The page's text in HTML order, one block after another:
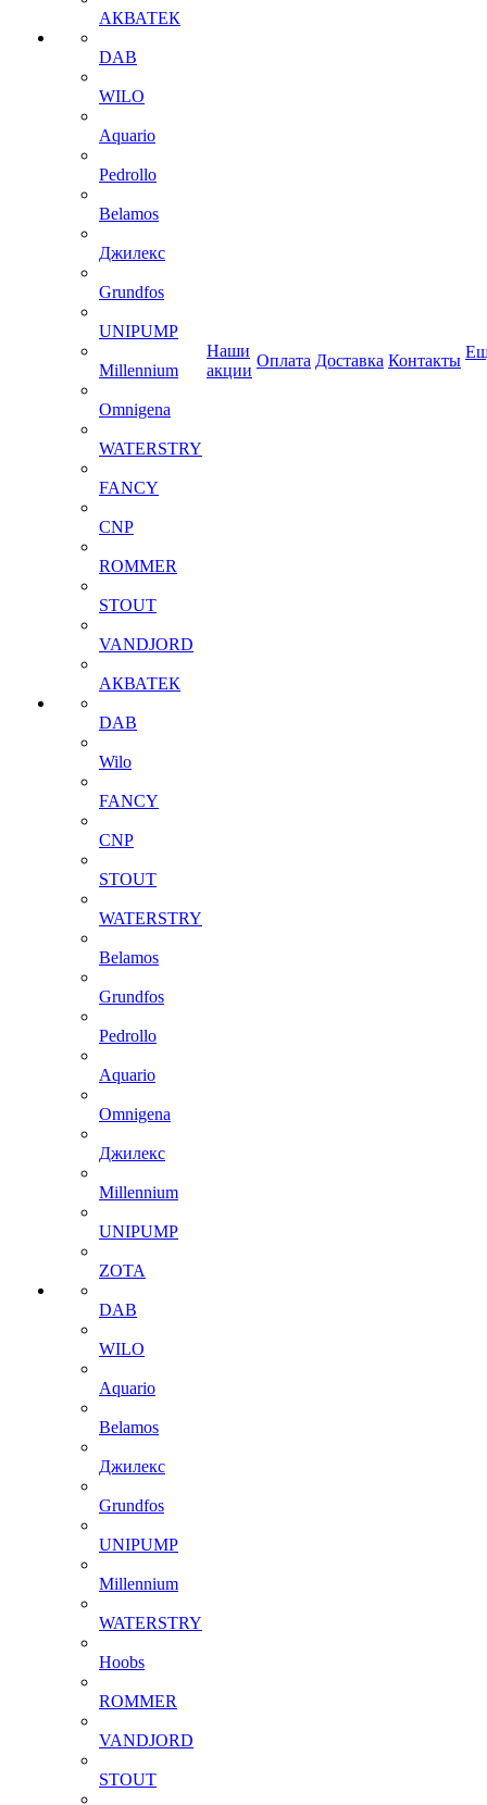
АКВАТЕК
DAB
WILO
Aquario
Pedrollo
Belamos
Джилекс
Grundfos
UNIPUMP
Millennium
Omnigena
WATERSTRY
FANCY
CNP
ROMMER
STOUT
VANDJORD
АКВАТЕК
DAB
Wilo
FANCY
CNP
STOUT
WATERSTRY
Belamos
Grundfos
Pedrollo
Aquario
Omnigena
Джилекс
Millennium
UNIPUMP
ZOTA
DAB
WILO
Aquario
Belamos
Джилекс
Grundfos
UNIPUMP
Millennium
WATERSTRY
Hoobs
ROMMER
VANDJORD
STOUT
Наши
акции
Оплата Доставка Контакты